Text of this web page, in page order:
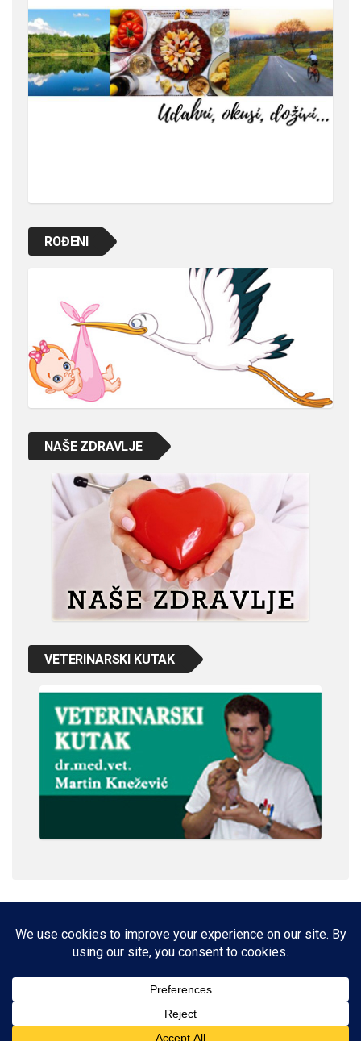
ROĐENI
NAŠE ZDRAVLJE
VETERINARSKI KUTAK
IMPRESSUM